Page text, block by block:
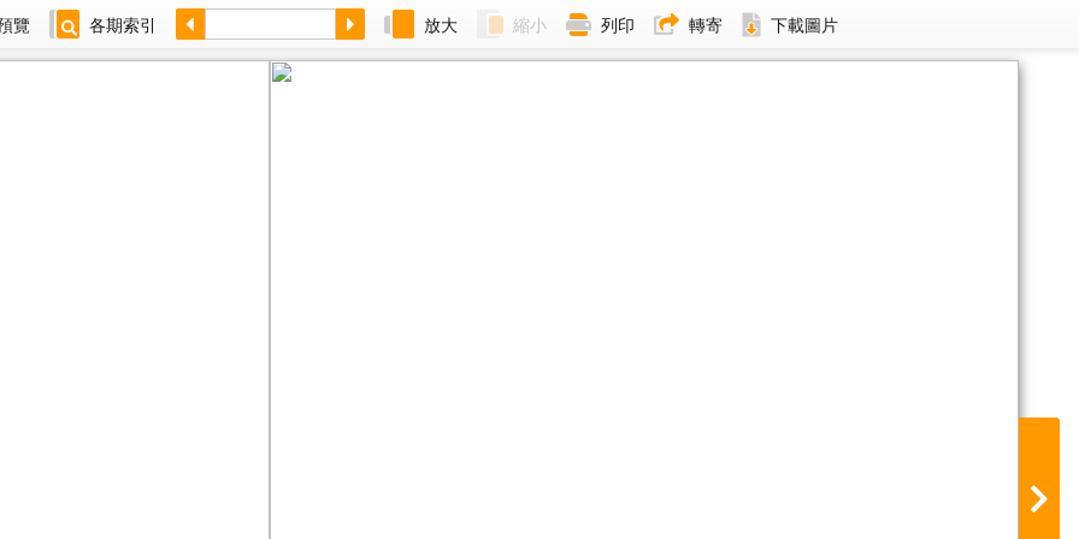
覽 各期索引 放大 縮小 列印 轉寄 下載圖片